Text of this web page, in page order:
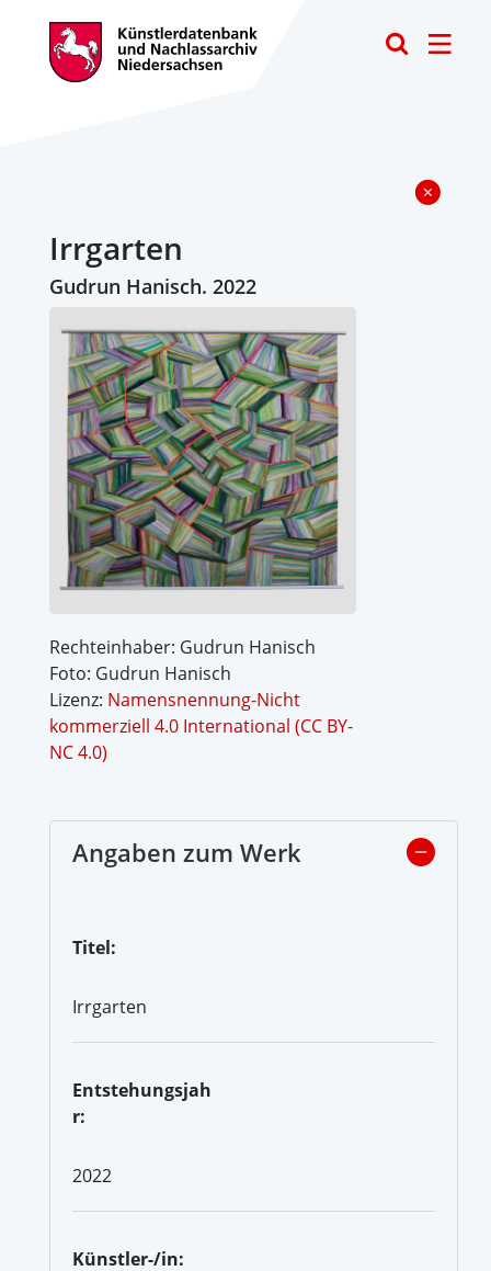
Irrgarten
Gudrun Hanisch. 2022
Rechteinhaber: Gudrun Hanisch
Foto: Gudrun Hanisch
Lizenz: Namensnennung-Nicht
kommerziell 4.0 International (CC BY-
NC 4.0)
Angaben zum Werk
Titel:
Irrgarten
Entstehungsjah
r:
2022
Künstler-/in: